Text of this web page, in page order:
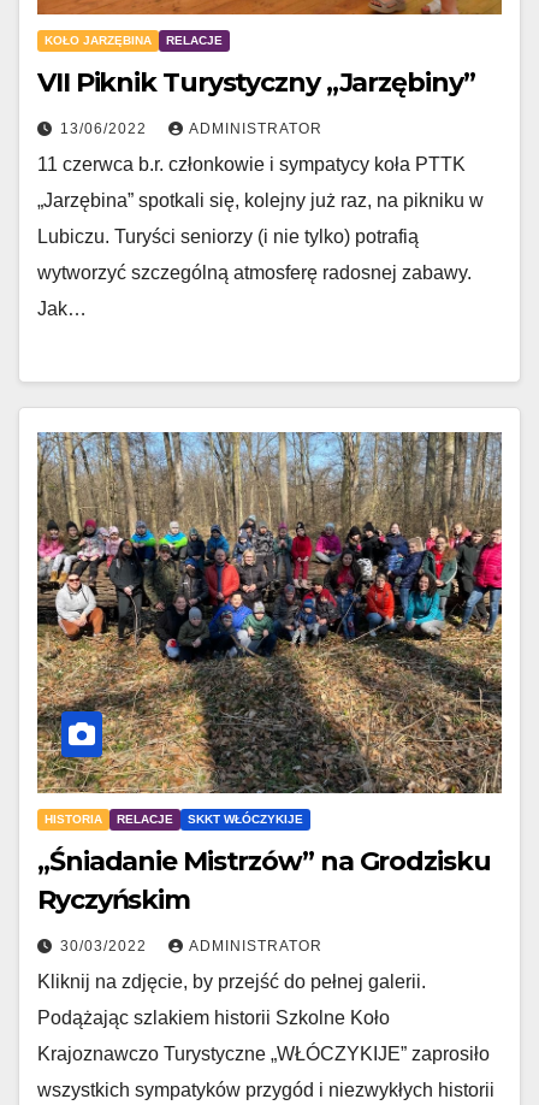
KOŁO JARZĘBINA RELACJE
VII Piknik Turystyczny „Jarzębiny”
13/06/2022 ADMINISTRATOR
11 czerwca b.r. członkowie i sympatycy koła PTTK
„Jarzębina” spotkali się, kolejny już raz, na pikniku w
Lubiczu. Turyści seniorzy (i nie tylko) potrafią
wytworzyć szczególną atmosferę radosnej zabawy.
Jak…
HISTORIA RELACJE SKKT WŁÓCZYKIJE
„Śniadanie Mistrzów” na Grodzisku
Ryczyńskim
30/03/2022 ADMINISTRATOR
Kliknij na zdjęcie, by przejść do pełnej galerii.
Podążając szlakiem historii Szkolne Koło
Krajoznawczo Turystyczne „WŁÓCZYKIJE” zaprosiło
wszystkich sympatyków przygód i niezwykłych historii